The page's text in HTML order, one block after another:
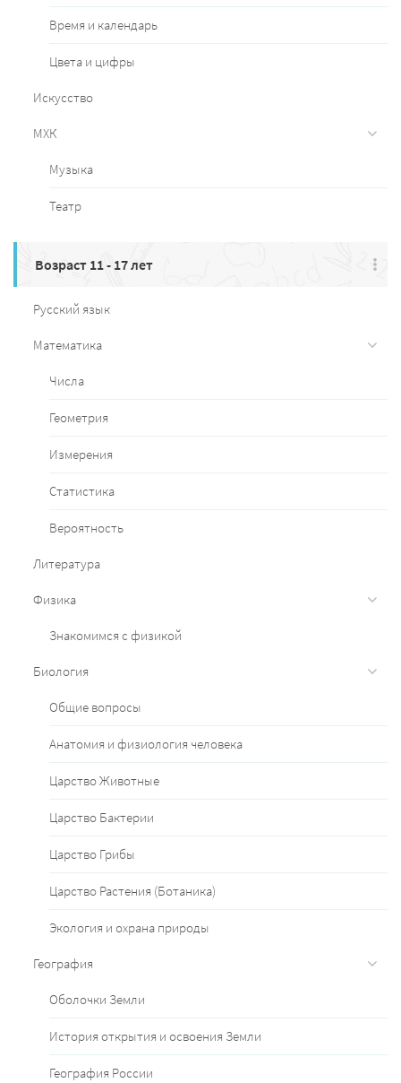
Время и календарь
Цвета и цифры
Искусство
МХК
Музыка
Театр
Возраст 11 - 17 лет
Русский язык
Математика
Числа
Геометрия
Измерения
Статистика
Вероятность
Литература
Физика
Знакомимся с физикой
Биология
Общие вопросы
Анатомия и физиология человека
Царство Животные
Царство Бактерии
Царство Грибы
Царство Растения (Ботаника)
Экология и охрана природы
География
Оболочки Земли
История открытия и освоения Земли
География России